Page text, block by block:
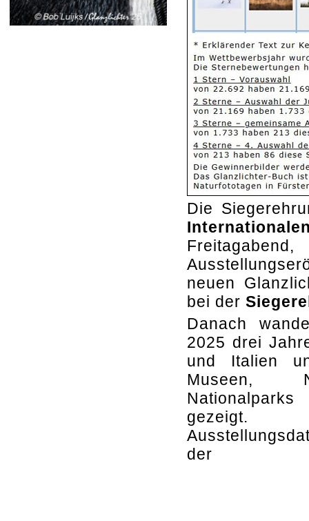
Die
neuen
bei der
Danach
2025 drei
und Italien
Museen,
gezeigt.
der